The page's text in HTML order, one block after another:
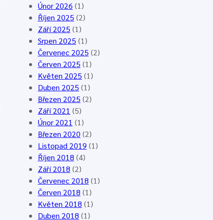
r
o
n
d
o
n
k
7
.
–
4
.
6
.
Únor 2026 (1)
Říjen 2025 (2)
Září 2025 (1)
Srpen 2025 (1)
Červenec 2025 (2)
Červen 2025 (1)
Květen 2025 (1)
Duben 2025 (1)
Březen 2025 (2)
Září 2021 (5)
Únor 2021 (1)
Březen 2020 (2)
Listopad 2019 (1)
Říjen 2018 (4)
Září 2018 (2)
Červenec 2018 (1)
Červen 2018 (1)
Květen 2018 (1)
Duben 2018 (1)